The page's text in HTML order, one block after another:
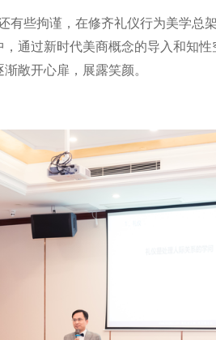
些拘谨，在修齐礼仪行为美学总
通过新时代美商概念的导入和知
敞开心扉，展露笑颜。